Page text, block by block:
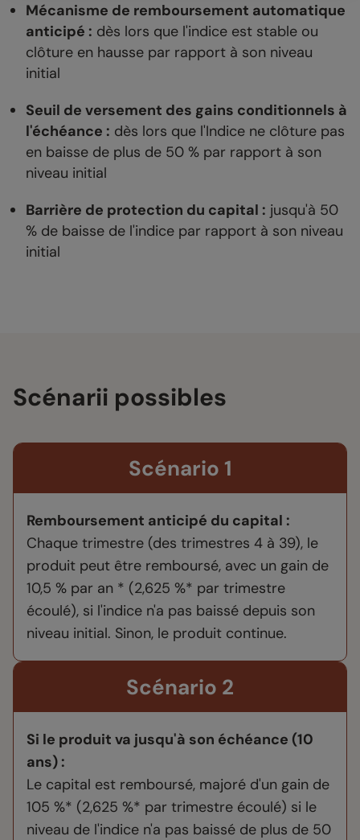
Mécanisme de remboursement automatique
anticipé : dès lors que l'indice est stable ou
clôture en hausse par rapport à son niveau
initial
Seuil de versement des gains conditionnels à
l'échéance : dès lors que l'Indice ne clôture pas
en baisse de plus de 50 % par rapport à son
niveau initial
Barrière de protection du capital : jusqu'à 50
% de baisse de l'indice par rapport à son niveau
initial
Scénarii possibles
Scénario 1
Remboursement anticipé du capital :
Chaque trimestre (des trimestres 4 à 39), le
produit peut être remboursé, avec un gain de
10,5 % par an * (2,625 %* par trimestre
écoulé), si l'indice n'a pas baissé depuis son
niveau initial. Sinon, le produit continue.
Scénario 2
Si le produit va jusqu'à son échéance (10
ans) :
Le capital est remboursé, majoré d'un gain de
105 %* (2,625 %* par trimestre écoulé) si le
niveau de l'indice n'a pas baissé de plus de 50